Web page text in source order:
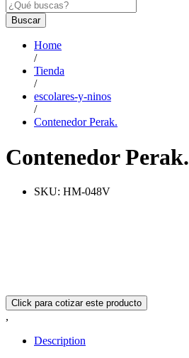
Buscar
Home
/
Tienda
/
escolares-y-ninos
/
Contenedor Perak.
Contenedor Perak.
SKU: HM-048V
,
Description